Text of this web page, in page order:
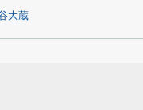
大蔵